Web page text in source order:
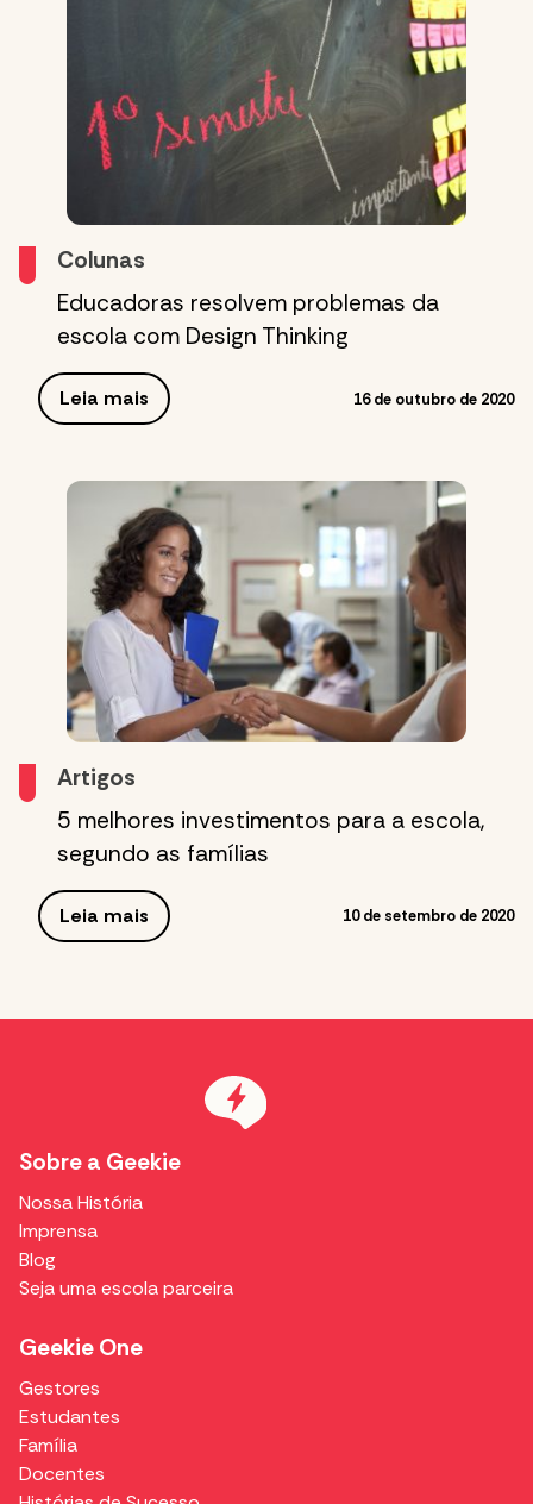
Colunas
Educadoras resolvem problemas da
escola com Design Thinking
Leia mais 16 de outubro de 2020
Artigos
5 melhores investimentos para a escola,
segundo as famílias
Leia mais 10 de setembro de 2020
Sobre a Geekie
Nossa História
Imprensa
Blog
Seja uma escola parceira
Geekie One
Gestores
Estudantes
Família
Docentes